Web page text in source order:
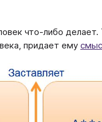
что-либо
придает ему